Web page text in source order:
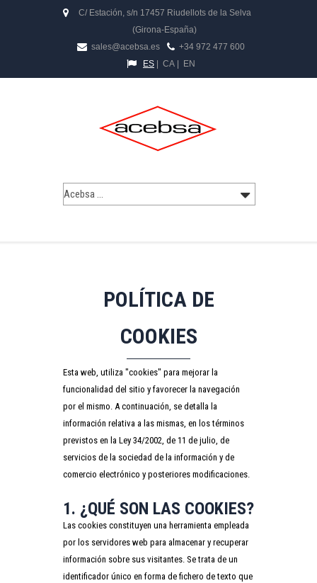
C/ Estación, s/n 17457 Riudellots de la Selva
(Girona-España)
sales@acebsa.es
+34 972 477 600
ES
CA EN
POLÍTICA DE
COOKIES
Esta web, utiliza "cookies" para mejorar la
funcionalidad del sitio y favorecer la navegación
por el mismo. A continuación, se detalla la
información relativa a las mismas, en los términos
previstos en la Ley 34/2002, de 11 de julio, de
servicios de la sociedad de la información y de
comercio electrónico y posteriores modificaciones.
1. ¿QUÉ SON LAS COOKIES?
Las cookies constituyen una herramienta empleada
por los servidores web para almacenar y recuperar
información sobre sus visitantes. Se trata de un
identificador único en forma de fichero de texto que